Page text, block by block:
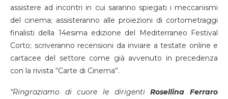
assistere ad incontri in cui saranno spiegati i meccanismi
del cinema; assisteranno alle proiezioni di cortometraggi
finalisti della 14esima edizione del Mediterraneo Festival
Corto; scriveranno recensioni da inviare a testate online e
cartacee del settore come già avvenuto in precedenza
con la rivista “Carte di Cinema”.
“Ringraziamo di cuore le dirigentiRosellina Ferraro